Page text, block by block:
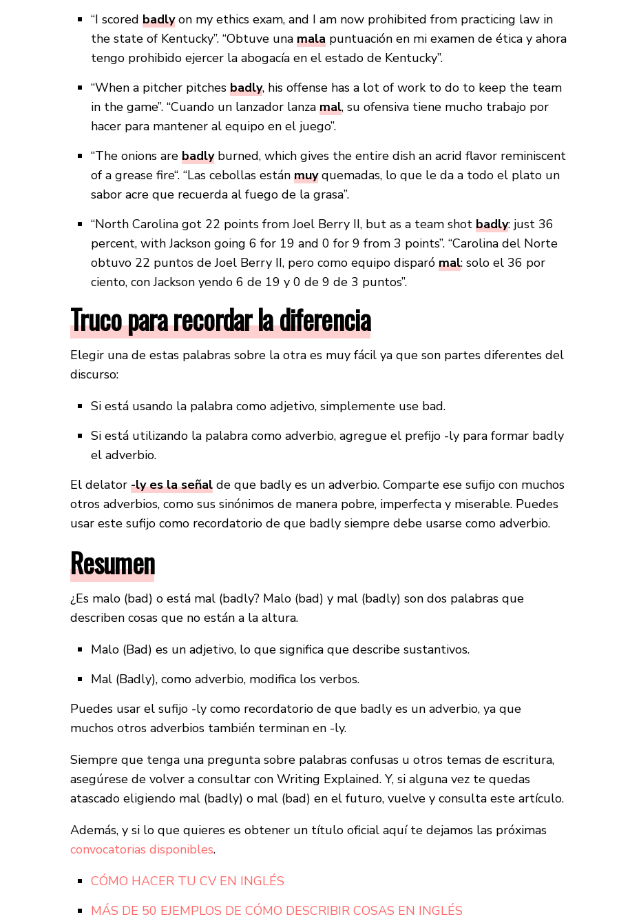
“I scored badlyon my ethics exam, and I am now prohibited from practicing law in
the state of Kentucky”. “Obtuve una mala puntuación en mi examen de ética y ahora
tengo prohibido ejercer la abogacía en el estado de Kentucky”.
“When a pitcher pitches badly, his offense has a lot of work to do to keep the team
in the game”. “Cuando un lanzador lanza mal, su ofensiva tiene mucho trabajo por
hacer para mantener al equipo en el juego”.
“The onions are badlyburned, which gives the entire dish an acrid flavor reminiscent
of a grease fire“. “Las cebollas están muyquemadas, lo que le da a todo el plato un
sabor acre que recuerda al fuego de la grasa”.
“North Carolina got 22 points from Joel Berry II, but as a team shot badly: just 36
percent, with Jackson going 6 for 19 and 0 for 9 from 3 points”. “Carolina del Norte
obtuvo 22 puntos de Joel Berry II, pero como equipo disparó mal: solo el 36 por
ciento, con Jackson yendo 6 de 19 y 0 de 9 de 3 puntos”.
Truco para recordar la diferencia
Elegir una de estas palabras sobre la otra es muy fácil ya que son partes diferentes del
discurso:
Si está usando la palabra como adjetivo, simplemente use bad.
Si está utilizando la palabra como adverbio, agregue el prefijo -ly para formar badly
el adverbio.
El delator -ly es la señal de que badly es un adverbio. Comparte ese sufijo con muchos
otros adverbios, como sus sinónimos de manera pobre, imperfecta y miserable. Puedes
usar este sufijo como recordatorio de que badly siempre debe usarse como adverbio.
Resumen
¿Es malo (bad) o está mal (badly? Malo (bad) y mal (badly) son dos palabras que
describen cosas que no están a la altura.
Malo (Bad) es un adjetivo, lo que significa que describe sustantivos.
Mal (Badly), como adverbio, modifica los verbos.
Puedes usar el sufijo -ly como recordatorio de que badly es un adverbio, ya que
muchos otros adverbios también terminan en -ly.
Siempre que tenga una pregunta sobre palabras confusas u otros temas de escritura,
asegúrese de volver a consultar con Writing Explained. Y, si alguna vez te quedas
atascado eligiendo mal (badly) o mal (bad) en el futuro, vuelve y consulta este artículo.
Además, y si lo que quieres es obtener un título oficial aquí te dejamos las próximas
convocatorias disponibles.
CÓMO HACER TU CV EN INGLÉS
MÁS DE 50 EJEMPLOS DE CÓMO DESCRIBIR COSAS EN INGLÉS